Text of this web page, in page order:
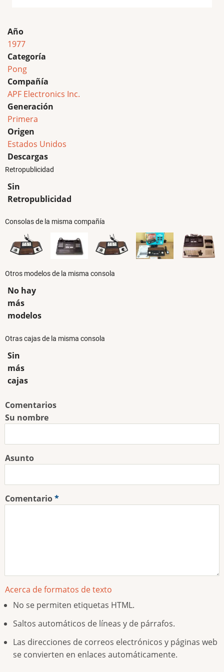
Año
1977
Categoría
Pong
Compañía
APF Electronics Inc.
Generación
Primera
Origen
Estados Unidos
Descargas
Retropublicidad
Sin
Retropublicidad
Consolas de la misma compañía
Otros modelos de la misma consola
No hay
más
modelos
Otras cajas de la misma consola
Sin
más
cajas
Comentarios
Su nombre
Asunto
Comentario
Acerca de formatos de texto
No se permiten etiquetas HTML.
Saltos automáticos de líneas y de párrafos.
Las direcciones de correos electrónicos y páginas web
se convierten en enlaces automáticamente.